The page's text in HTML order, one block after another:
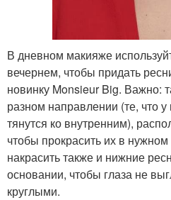
В дневном макияже
вечернем, чтобы придать
новинку Monsieur Big. Важно:
разном направлении (те, что у
тянутся ко внутренним),
чтобы прокрасить их в
накрасить также и нижние
основании, чтобы глаза не
круглыми.